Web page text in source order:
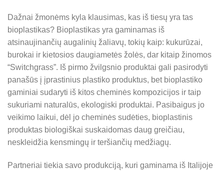
Dažnai žmonėms kyla klausimas, kas iš tiesų yra tas
bioplastikas? Bioplastikas yra gaminamas iš
atsinaujinančių augalinių žaliavų, tokių kaip: kukurūzai,
burokai ir kietosios daugiametės žolės, dar kitaip žinomos
“Switchgrass”. Iš pirmo žvilgsnio produktai gali pasirodyti
panašūs į įprastinius plastiko produktus, bet bioplastiko
gaminiai sudaryti iš kitos cheminės kompozicijos ir taip
sukuriami naturalūs, ekologiski produktai. Pasibaigus jo
veikimo laikui, dėl jo cheminės sudėties, bioplastinis
produktas biologiškai suskaidomas daug greičiau,
neskleidžia kensmingų ir teršiančių medžiagų.
Partneriai tiekia savo produkciją, kuri gaminama iš Italijoje